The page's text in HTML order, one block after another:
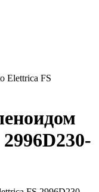
Elettrica FS